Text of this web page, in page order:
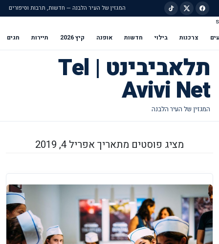
המגזין של העיר הלבנה — חדשות, תרבות וסיפורים
s
צרכנות בילוי חדשות אופנה קיץ 2026 תיירות חגים
תלאביבינט | Tel
Avivi Net
מציג פוסטים מתאריך אפריל 4, 2019